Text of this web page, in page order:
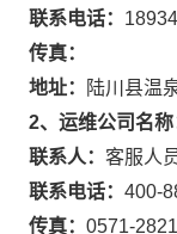
联系电话：
传真：
地址：
陆川县温
2、运维公司名称
联系人： 客服人
联系电话： 400-
传真： 0571-